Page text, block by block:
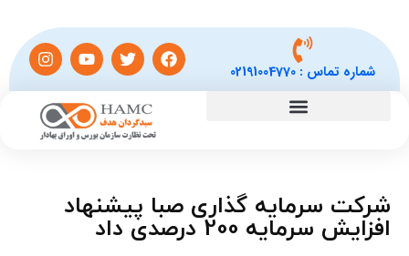
شماره تماس :02191004770
شرکت سرمایه گذاری صبا پیشنهاد
افزایش سرمایه 200 درصدی داد